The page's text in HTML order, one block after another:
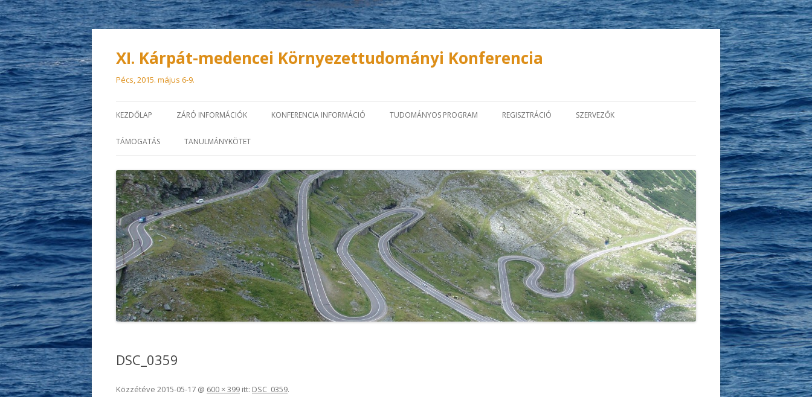
XI. Kárpát-medencei Környezettudományi Konferencia
Pécs, 2015. május 6-9.
KEZDŐLAP ZÁRÓ INFORMÁCIÓK KONFERENCIA INFORMÁCIÓ
HELYSZÍN
RÉSZVÉTELI DÍJAK
FONTOS DÁTUMOK
SZÁLLÁS
TIZENEGYEDIK ALKALOMMAL …
TUDOMÁNYOS PROGRAM
ELŐADÁSOK ÉS POSZTEREK
KONFERENCIAKIADVÁNY
KÖZLEMÉNY FORMAI
KÖVETELMÉNYEK
REGISZTRÁCIÓ
KONFERENCIAKÖZLEMÉNY
BEKÜLDÉSE
SZERVEZŐK
PÉCSI TUDOMÁNYEGYETEM
TÁMOGATÁS TANULMÁNYKÖTET
DSC_0359
Közzétéve 2015-05-17 @ 600 × 399 itt: DSC_0359.